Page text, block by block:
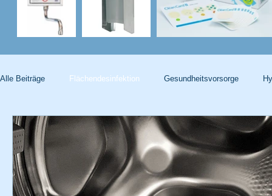
Alle Beiträge Flächendesinfektion Gesundheitsvorsorge